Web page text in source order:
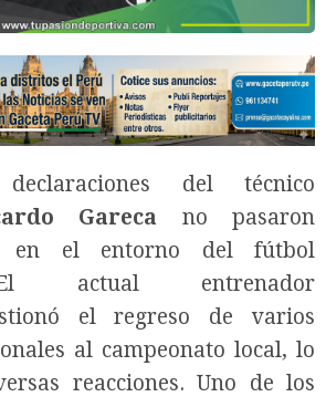
del técnico
Gareca no pasaron
en el entorno del fútbol
actual entrenador
el regreso de varios
al campeonato local, lo
reacciones. Uno de los